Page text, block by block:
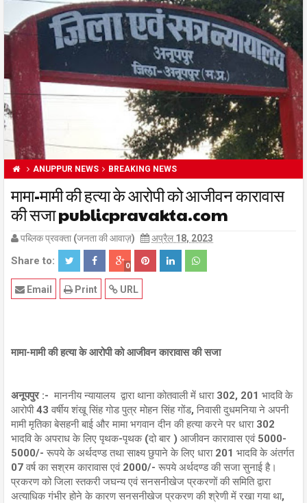
ANUPPUR NEWS BREAKING NEWS
मामा-मामी की हत्या के आरोपी को आजीवन कारावास
की सजा publicpravakta.com
पब्लिक प्रवक्ता (जनता की आवाज़) अप्रैल 18, 2023
Share to: 0
URL
Print
Email
मामा-मामी की हत्या के आरोपी को आजीवन कारावास की सजा
अनूपपुर :- माननीय न्यायालय द्वारा थाना कोतवाली में धारा 302, 201 भादवि के
आरोपी 43 वर्षीय शंखू सिंह गोड पुत्र मोहन सिंह गोंड, निवासी दुधमनिया ने अपनी
मामी मृतिका बेसहनी बाई और मामा भगवान दीन की हत्या करने पर धारा 302
भादवि के अपराध के लिए पृथक-पृथक (दो बार ) आजीवन कारावास एवं 5000-
5000/- रूपये के अर्थदण्ड तथा साक्ष्य छुपाने के लिए धारा 201 भादवि के अंतर्गत
07 वर्ष का सश्रम कारावास एवं 2000/- रूपये अर्थदण्ड की सजा सुनाई है।
प्रकरण को जिला स्तकरी जघन्य एवं सनसनीखेज प्रकरणों की समिति द्वारा
अत्याधिक गंभीर होने के कारण सनसनीखेज प्रकरण की श्रेणी में रखा गया था,